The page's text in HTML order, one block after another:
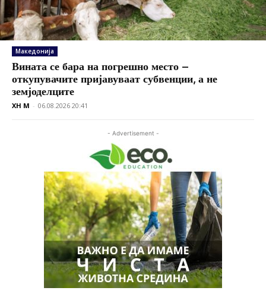
Македонија
Вината се бара на погрешно место –
откупувачите пријавуваат субвенции, а не
земјоделците
XH M - 06.08.2026 20:41
- Advertisement -